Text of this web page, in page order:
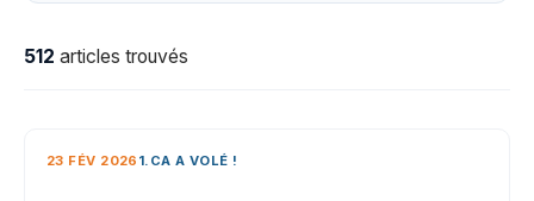
512 articles trouvés
23 FÉV 2026 1.CA A VOLÉ !